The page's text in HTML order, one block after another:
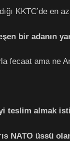
KKTC’de en
bir adanın
fecaat ama ne
teslim almak
NATO üssü